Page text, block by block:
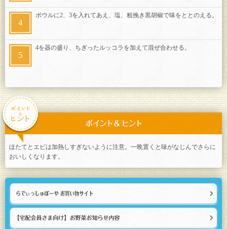
ボウルに2、3を入れてあえ、塩、粗挽き黒胡椒で味をととのえる。
4を器の盛り、ちぎったルッコラを加えて混ぜ合わせる。
ほたてとエビは加熱しすぎないように注意。一晩置くと味がなじんでさらに
おいしくなります。